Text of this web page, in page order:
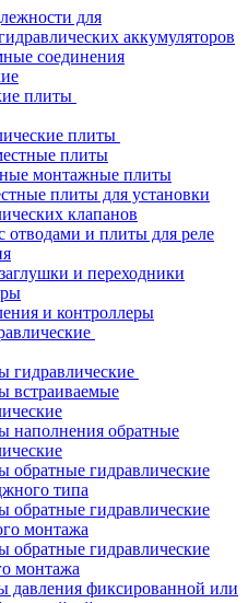
для
аккумуляторов
соединения
плиты
плиты
плиты
монтажные плиты
плиты для установки
клапанов
отводами и плиты для реле
и переходники
и контроллеры
гидравлические
встраиваемые
наполнения обратные
обратные гидравлические
типа
обратные гидравлические
монтажа
обратные гидравлические
монтажа
давления фиксированной или